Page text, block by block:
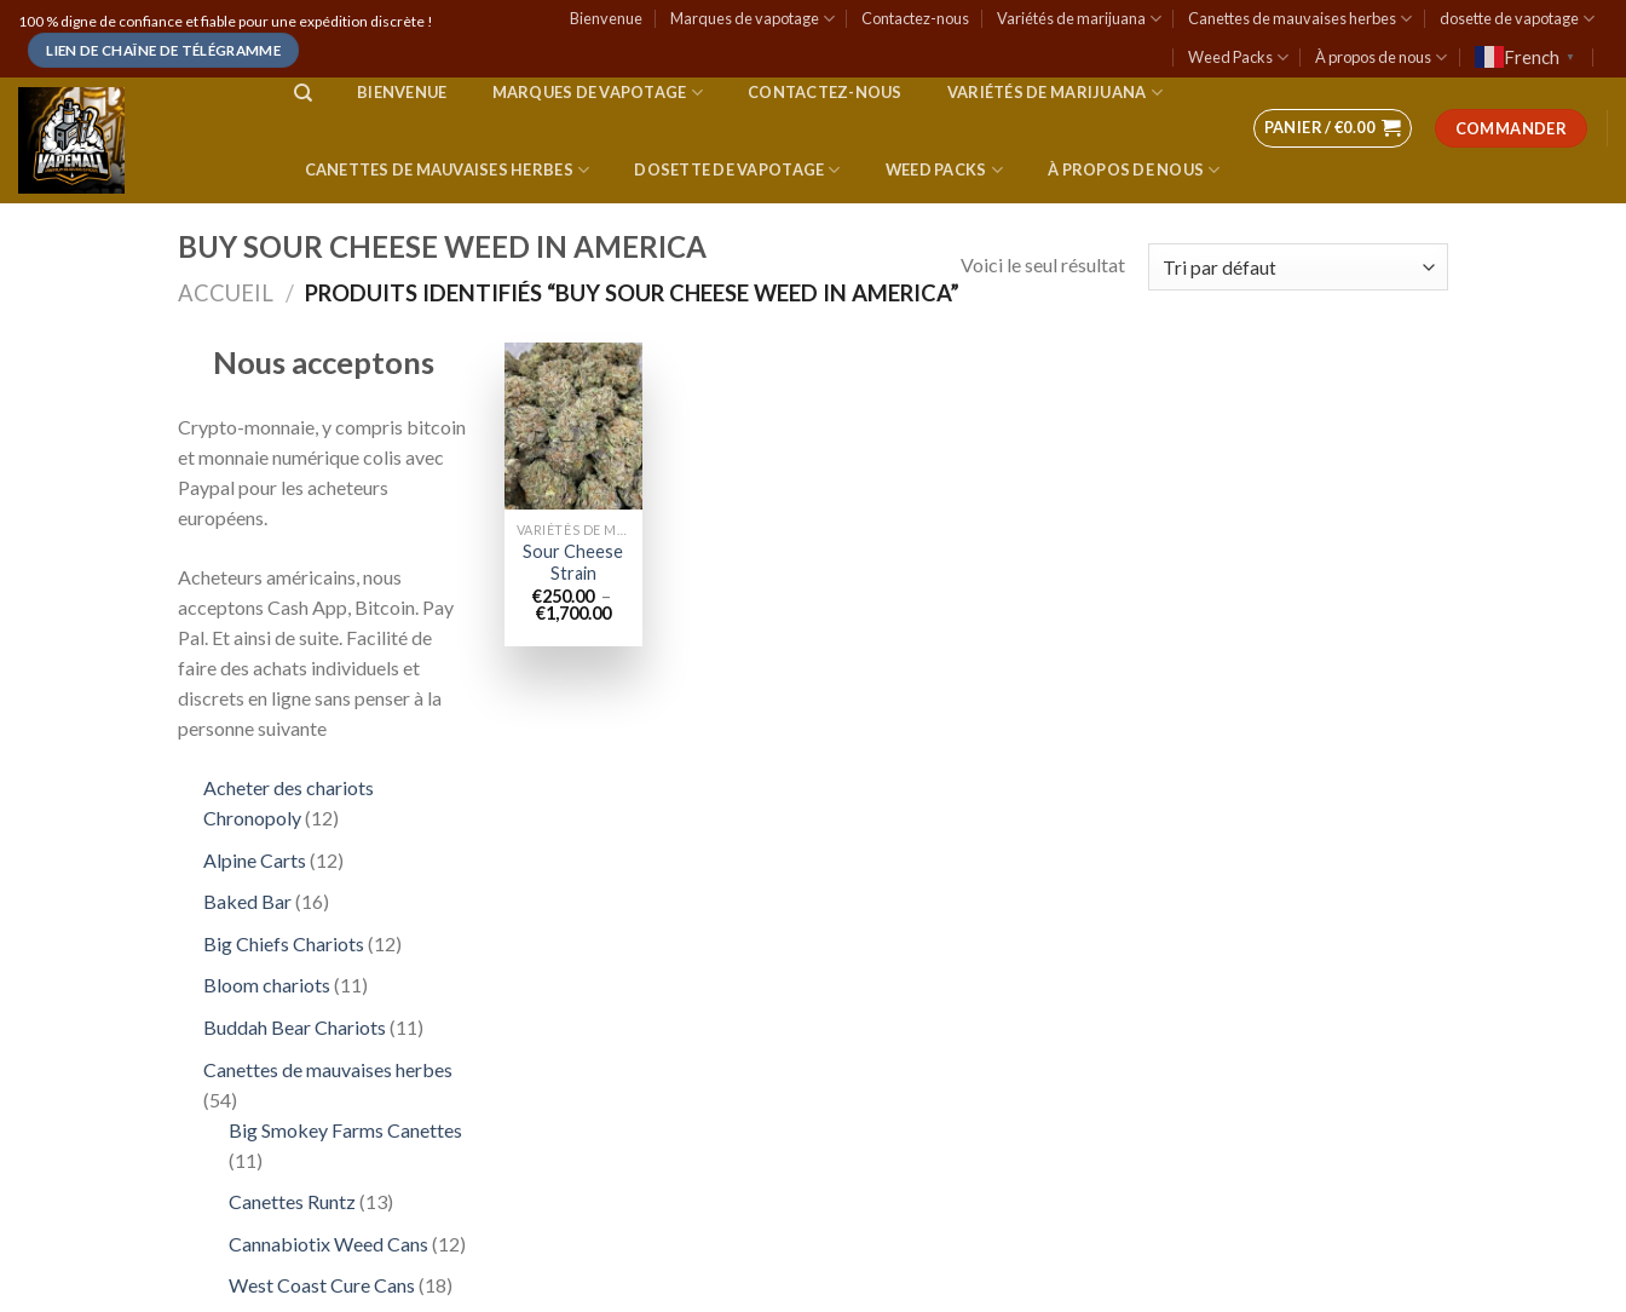
Skip
content
100 % digne de confiance et fiable pour une expédition discrète !
LIEN DE CHAÎNE DE TÉLÉGRAMME
Bienvenue Marques de vapotage Contactez-nous Variétés de marijuana Canettes de mauvaises herbes
dosette de vapotage
Weed Packs
À propos de nous French ▼
BIENVENUE MARQUES DE VAPOTAGE CONTACTEZ-NOUS VARIÉTÉS DE MARIJUANA
CANETTES DE MAUVAISES HERBES DOSETTE DE VAPOTAGE WEED PACKS À PROPOS DE NOUS
PANIER /€0.00 COMMANDER
BUY SOUR CHEESE WEED IN AMERICA
ACCUEIL / PRODUITS IDENTIFIÉS “BUY SOUR CHEESE WEED IN AMERICA”
Voici le seul résultat
Nous acceptons
Crypto-monnaie, y compris bitcoin
et monnaie numérique colis avec
Paypal pour les acheteurs
européens.
Acheteurs américains, nous
acceptons Cash App, Bitcoin. Pay
Pal. Et ainsi de suite. Facilité de
faire des achats individuels et
discrets en ligne sans penser à la
personne suivante
Acheter des chariots
Chronopoly 1212
Alpine Carts 1212
Baked Bar 1616
Big Chiefs Chariots 1212
Bloom chariots 1111
Buddah Bear Chariots 1111
Canettes de mauvaises herbes
5454
produits
Big Smokey Farms Canettes
11 11
Canettes Runtz 1313
Cannabiotix Weed Cans 1212
West Coast Cure Cans 1818
Add to
wishlist
Sour Cheese
Strain
€250.00 –
€1,700.00Plage
prix :